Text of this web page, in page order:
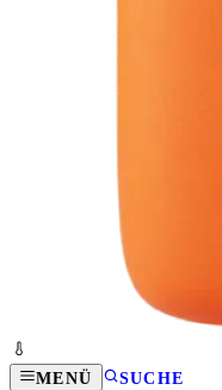
MENÜ SUCHE